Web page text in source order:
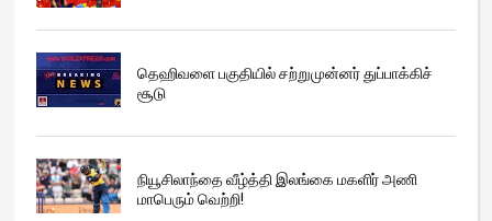
தெஹிவளை பகுதியில் சற்றுமுன்னர் துப்பாக்கிச்
சூடு
நியூசிலாந்தை வீழ்த்தி இலங்கை மகளிர் அணி
மாபெரும் வெற்றி!